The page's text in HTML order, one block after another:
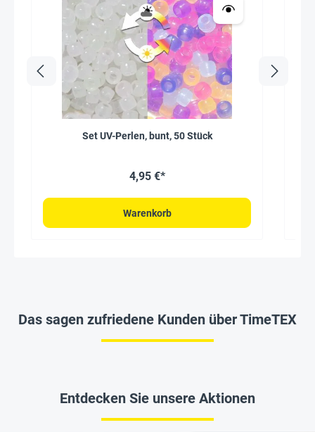
Set UV-Perlen, bunt, 50 Stück
4,95 €*
Warenkorb
Das sagen zufriedene Kunden über TimeTEX
Entdecken Sie unsere Aktionen